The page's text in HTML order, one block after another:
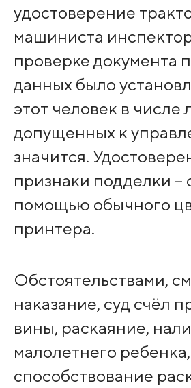
удостоверение
машиниста
проверке документа
данных было
этот человек в числе
допущенных к
значится.
признаки подделки –
помощью обычного
принтера.
Обстоятельствами,
наказание, суд счёл
вины, раскаяние,
малолетнего
способствование